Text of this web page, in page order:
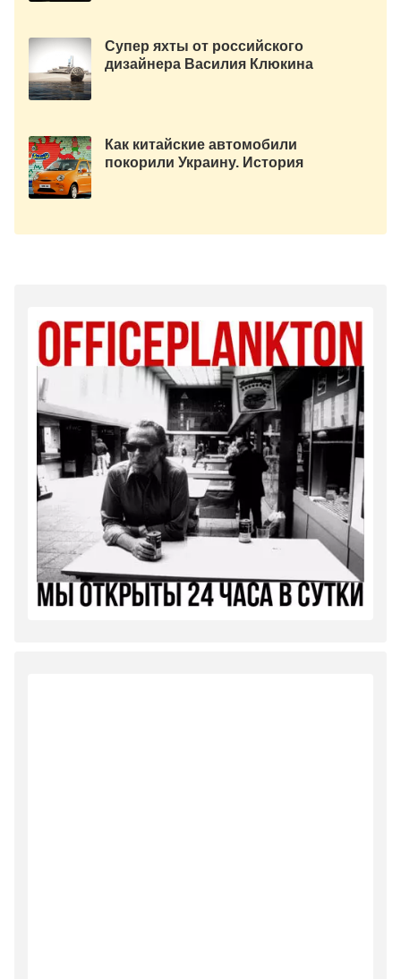
Супер яхты от российского
дизайнера Василия Клюкина
Как китайские автомобили
покорили Украину. История